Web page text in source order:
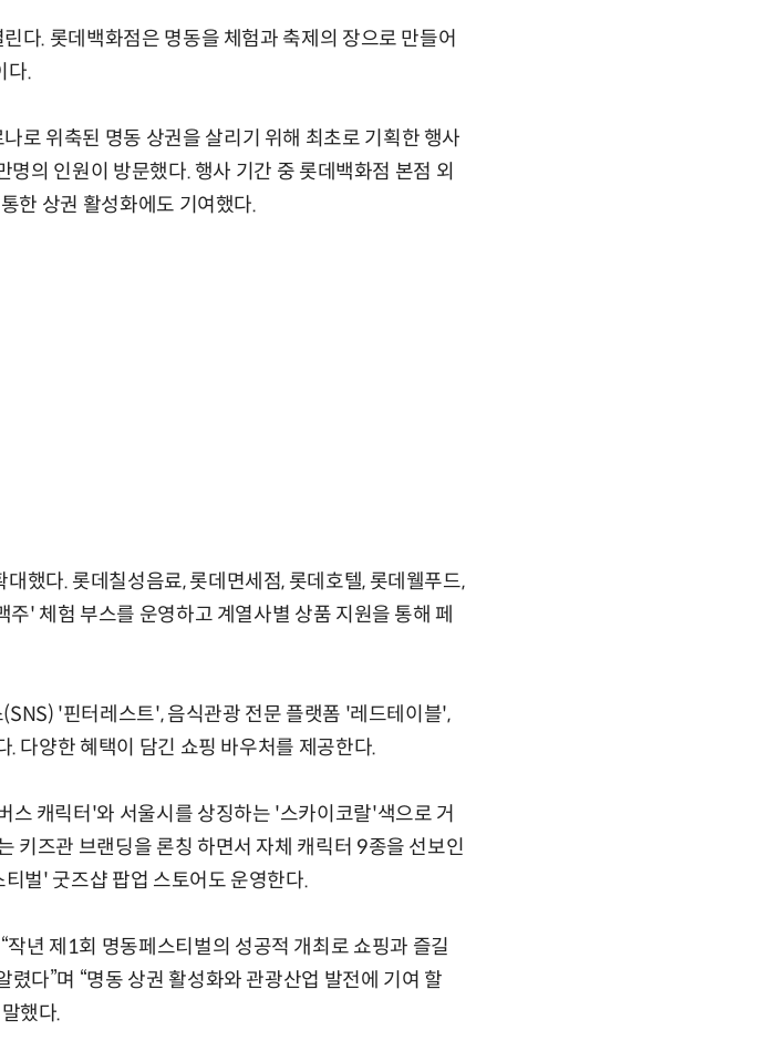
다. 롯데백화점은 명동을 체험과 축제의 장으로 만들어
다.
로 위축된 명동 상권을 살리기 위해 최초로 기획한 행사
의 인원이 방문했다. 행사 기간 중 롯데백화점 본점 외
한 상권 활성화에도 기여했다.
했다. 롯데칠성음료, 롯데면세점, 롯데호텔, 롯데웰푸드,
' 체험 부스를 운영하고 계열사별 상품 지원을 통해 페
'핀터레스트', 음식관광 전문 플랫폼 '레드테이블',
다양한 혜택이 담긴 쇼핑 바우처를 제공한다.
캐릭터'와 서울시를 상징하는 '스카이코랄'색으로 거
키즈관 브랜딩을 론칭 하면서 자체 캐릭터 9종을 선보인
벌' 굿즈샵 팝업 스토어도 운영한다.
년 제1회 명동페스티벌의 성공적 개최로 쇼핑과 즐길
다”며 “명동 상권 활성화와 관광산업 발전에 기여 할
했다.